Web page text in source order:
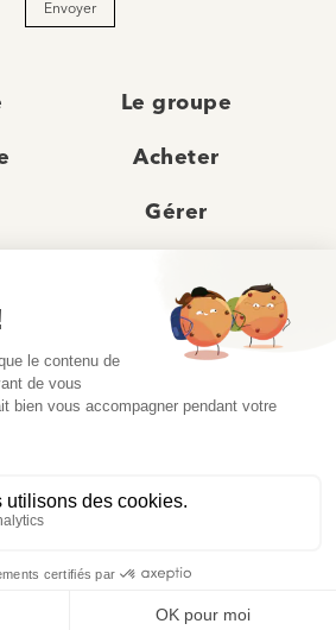
Envoyer
Le groupe
Acheter
Gérer
Avis clients
2025 – Tous droits réservés –
jeu concours